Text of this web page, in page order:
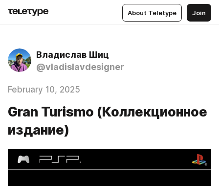
About Teletype Join
Владислав Шиц
@vladislavdesigner
February 10, 2025
Gran Turismo (Коллекционное
издание)